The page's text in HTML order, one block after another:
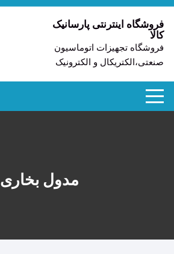
رد
شدن
محتوا
فروشگاه اینترنتی پارسانیک
کالا
فروشگاه تجهیزات اتوماسیون
صنعتی،الکتریکال و الکترونیک
مدول بخاری